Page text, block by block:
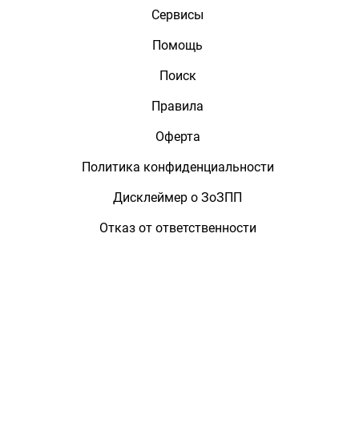
Сервисы
Помощь
Поиск
Правила
Оферта
Политика конфиденциальности
Дисклеймер о ЗоЗПП
Отказ от ответственности